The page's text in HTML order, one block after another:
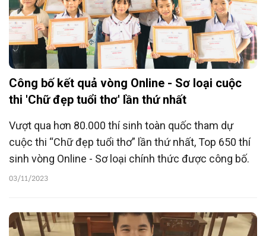
Công bố kết quả vòng Online - Sơ loại cuộc
thi 'Chữ đẹp tuổi thơ' lần thứ nhất
Vượt qua hơn 80.000 thí sinh toàn quốc tham dự
cuộc thi “Chữ đẹp tuổi thơ” lần thứ nhất, Top 650 thí
sinh vòng Online - Sơ loại chính thức được công bố.
03/11/2023